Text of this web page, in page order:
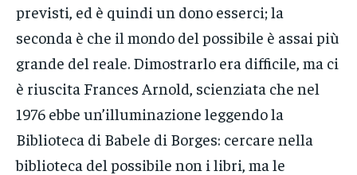
previsti, ed è quindi un dono esserci; la
seconda è che il mondo del possibile è assai più
grande del reale. Dimostrarlo era difficile, ma ci
è riuscita Frances Arnold, scienziata che nel
1976 ebbe un’illuminazione leggendo la
Biblioteca di Babele di Borges: cercare nella
biblioteca del possibile non i libri, ma le